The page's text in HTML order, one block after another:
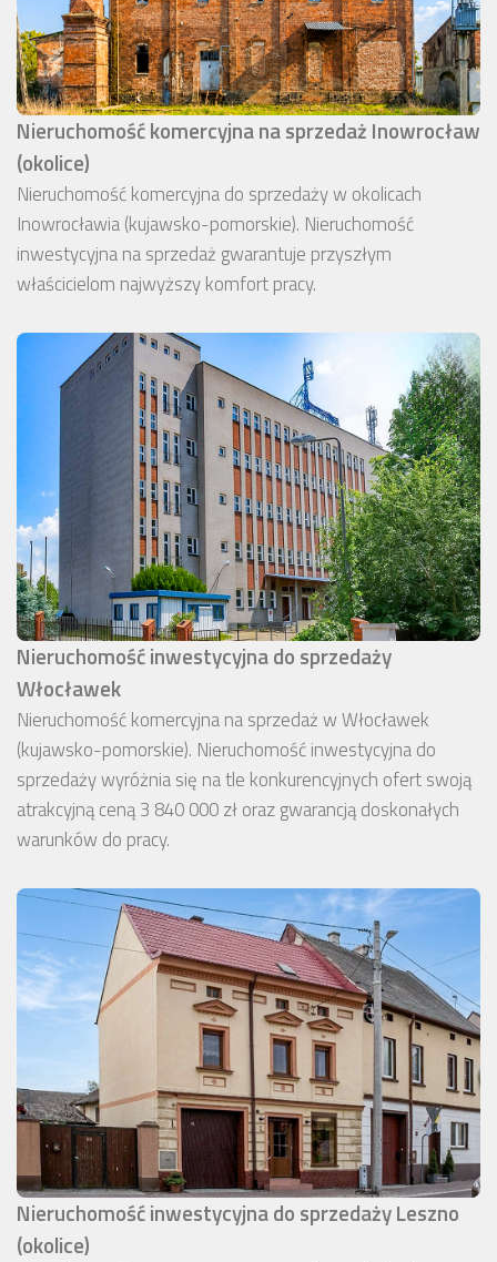
Nieruchomość komercyjna na sprzedaż Inowrocław
(okolice)
Nieruchomość komercyjna do sprzedaży w okolicach
Inowrocławia (kujawsko-pomorskie). Nieruchomość
inwestycyjna na sprzedaż gwarantuje przyszłym
właścicielom najwyższy komfort pracy.
Nieruchomość inwestycyjna do sprzedaży
Włocławek
Nieruchomość komercyjna na sprzedaż w Włocławek
(kujawsko-pomorskie). Nieruchomość inwestycyjna do
sprzedaży wyróżnia się na tle konkurencyjnych ofert swoją
atrakcyjną ceną 3 840 000 zł oraz gwarancją doskonałych
warunków do pracy.
Nieruchomość inwestycyjna do sprzedaży Leszno
(okolice)